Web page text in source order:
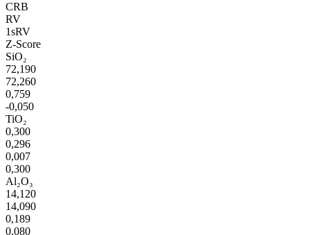
CRB
RV
1sRV
Z-Score
SiO₂
72,190
72,260
0,759
-0,050
TiO₂
0,300
0,296
0,007
0,300
Al₂O₃
14,120
14,090
0,189
0,080